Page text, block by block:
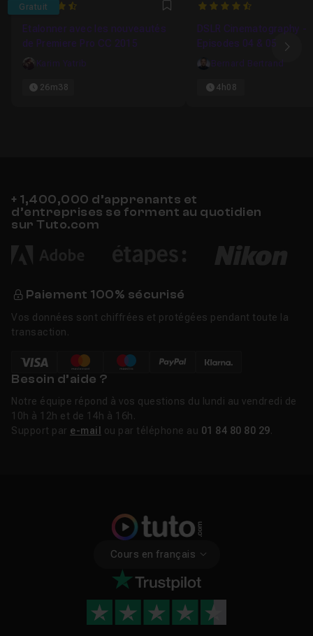
Gratuit
4.6153846153846 Favori
Etalonner avec les nouveautés
de Premiere Pro CC 2015
Karim Yatrib
26m38
4.5555555555556
DSLR Cinematography -
Episodes 04 & 05
Bernard Bertrand
4h08
+ 1,400,000 d’apprenants et
d’entreprises se forment au quotidien
sur Tuto.com
Paiement 100% sécurisé
Vos données sont chiffrées et protégées pendant toute la
transaction.
Besoin d’aide ?
Notre équipe répond à vos questions du lundi au vendredi de
10h à 12h et de 14h à 16h.
Support par e-mail ou par téléphone au 01 84 80 80 29
Cours en français